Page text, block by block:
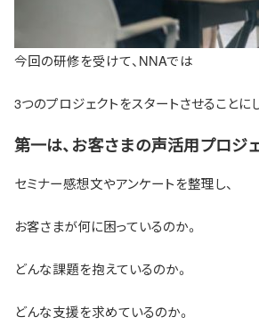
今回の研修を受けて、NNAでは
3つのプロジェクトをスタートさせることに
第一は、お客さまの声活用プロジ
セミナー感想文やアンケートを整理し、
お客さまが何に困っているのか。
どんな課題を抱えているのか。
どんな支援を求めているのか。